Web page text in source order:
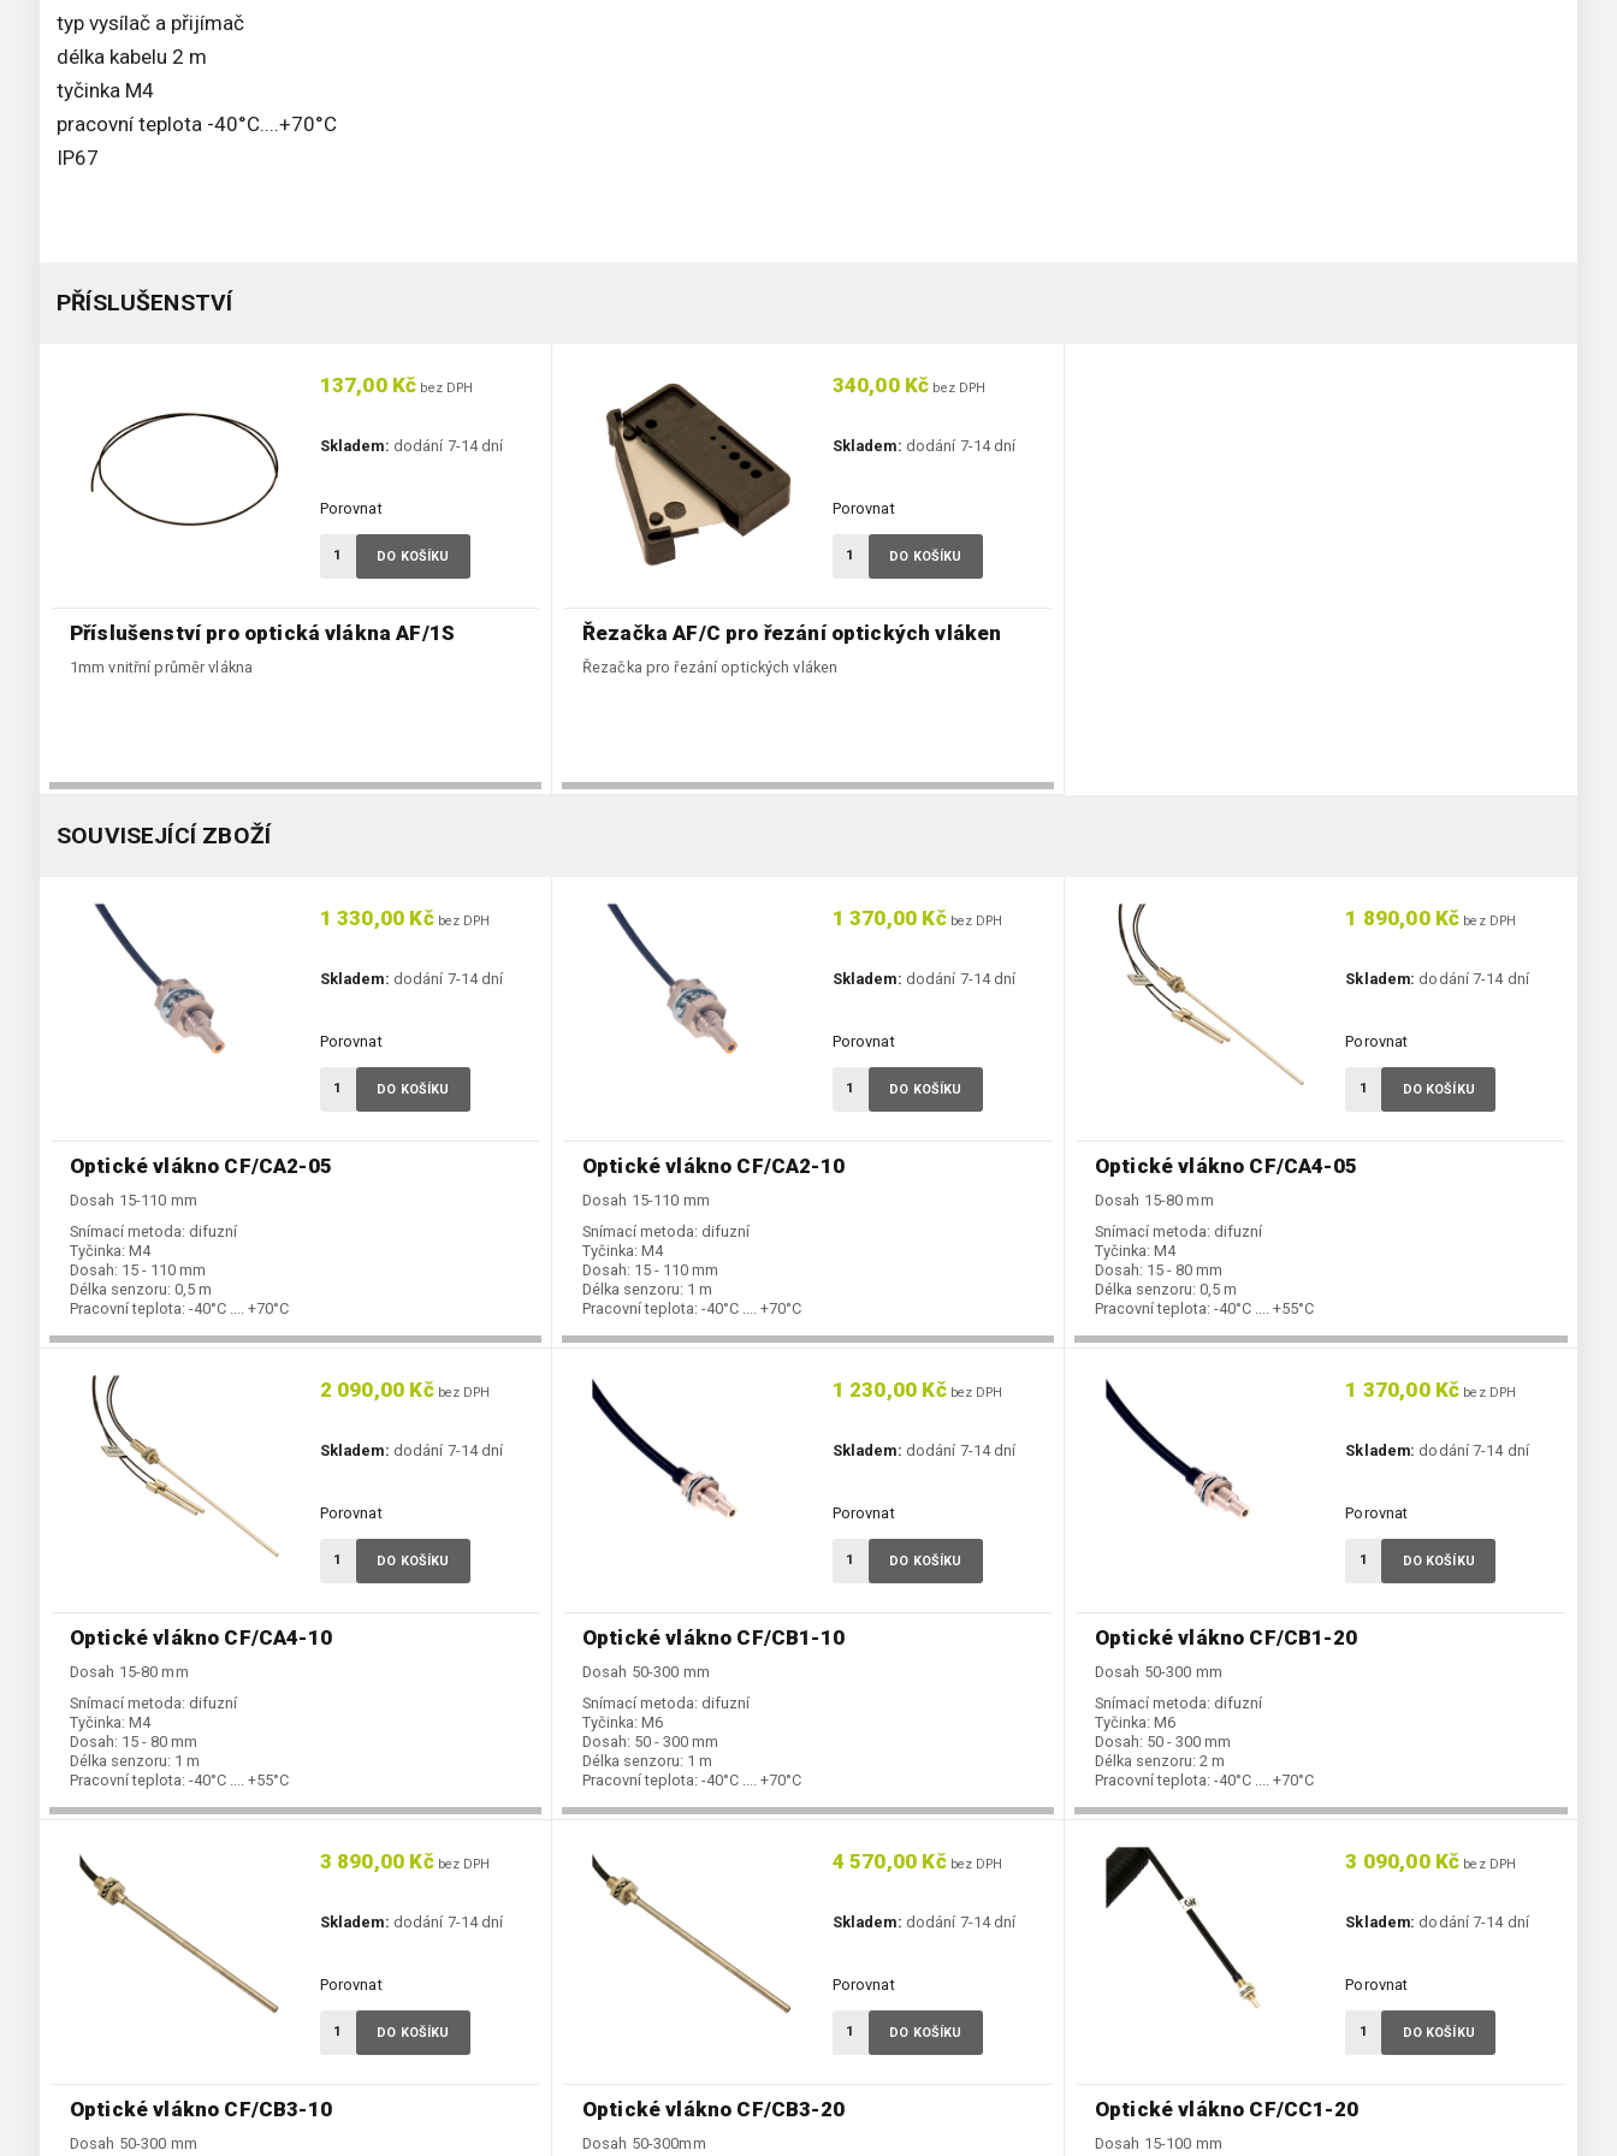
typ vysílač a přijímač
délka kabelu 2 m
tyčinka M4
pracovní teplota -40°C....+70°C
IP67
PŘÍSLUŠENSTVÍ
Příslušenství pro optická vlákna AF/1S
1mm vnitřní průměr vlákna
137,00 Kč bez DPH
Skladem: dodání 7-14 dní
Porovnat
DO KOŠÍKU
Řezačka AF/C pro řezání optických vláken
Řezačka pro řezání optických vláken
340,00 Kč bez DPH
Skladem: dodání 7-14 dní
Porovnat
DO KOŠÍKU
SOUVISEJÍCÍ ZBOŽÍ
Optické vlákno CF/CA2-05
Dosah 15-110 mm
Snímací metoda: difuzní
Tyčinka: M4
Dosah: 15 - 110 mm
Délka senzoru: 0,5 m
Pracovní teplota: -40°C .... +70°C
1 330,00 Kčbez DPH
Skladem: dodání 7-14 dní
Porovnat
DO KOŠÍKU
Optické vlákno CF/CA2-10
Dosah 15-110 mm
Snímací metoda: difuzní
Tyčinka: M4
Dosah: 15 - 110 mm
Délka senzoru: 1 m
Pracovní teplota: -40°C .... +70°C
1 370,00 Kčbez DPH
Skladem: dodání 7-14 dní
Porovnat
DO KOŠÍKU
Optické vlákno CF/CA4-05
Dosah 15-80 mm
Snímací metoda: difuzní
Tyčinka: M4
Dosah: 15 - 80 mm
Délka senzoru: 0,5 m
Pracovní teplota: -40°C .... +55°C
1 890,00 Kč bez DPH
Skladem: dodání 7-14 dní
Porovnat
DO KOŠÍKU
Optické vlákno CF/CA4-10
Dosah 15-80 mm
Snímací metoda: difuzní
Tyčinka: M4
Dosah: 15 - 80 mm
Délka senzoru: 1 m
Pracovní teplota: -40°C .... +55°C
2 090,00 Kčbez DPH
Skladem: dodání 7-14 dní
Porovnat
DO KOŠÍKU
Optické vlákno CF/CB1-10
Dosah 50-300 mm
Snímací metoda: difuzní
Tyčinka: M6
Dosah: 50 - 300 mm
Délka senzoru: 1 m
Pracovní teplota: -40°C .... +70°C
1 230,00 Kčbez DPH
Skladem: dodání 7-14 dní
Porovnat
DO KOŠÍKU
Optické vlákno CF/CB1-20
Dosah 50-300 mm
Snímací metoda: difuzní
Tyčinka: M6
Dosah: 50 - 300 mm
Délka senzoru: 2 m
Pracovní teplota: -40°C .... +70°C
1 370,00 Kč bez DPH
Skladem: dodání 7-14 dní
Porovnat
DO KOŠÍKU
Optické vlákno CF/CB3-10
Dosah 50-300 mm
3 890,00 Kčbez DPH
Skladem: dodání 7-14 dní
Porovnat
DO KOŠÍKU
Optické vlákno CF/CB3-20
Dosah 50-300mm
4 570,00 Kčbez DPH
Skladem: dodání 7-14 dní
Porovnat
DO KOŠÍKU
Optické vlákno CF/CC1-20
Dosah 15-100 mm
3 090,00 Kč bez DPH
Skladem: dodání 7-14 dní
Porovnat
DO KOŠÍKU